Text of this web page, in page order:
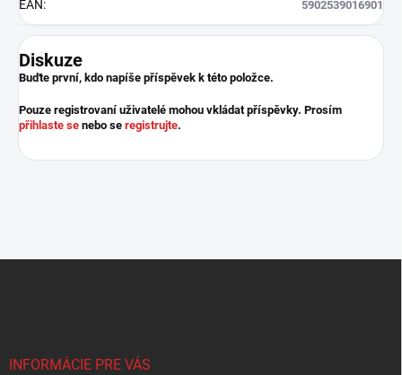
EAN: 5902539016901
Diskuze
Buďte první, kdo napíše příspěvek k této položce.
Pouze registrovaní uživatelé mohou vkládat příspěvky. Prosím
přihlaste se nebo se registrujte.
INFORMÁCIE PRE VÁS